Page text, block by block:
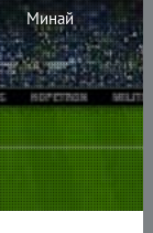
Минай